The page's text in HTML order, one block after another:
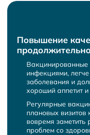
Повышение
инфекциями,
заболевания и
хороший аппетит
Регулярные
плановых визитов
вовремя заметить
проблем со